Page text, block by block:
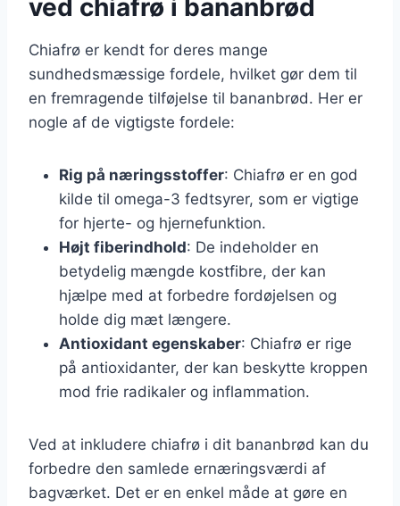
ved chiafrø i bananbrød
Chiafrø er kendt for deres mange
sundhedsmæssige fordele, hvilket gør dem til
en fremragende tilføjelse til bananbrød. Her er
nogle af de vigtigste fordele:
Rig på næringsstoffer: Chiafrø er en god
kilde til omega-3 fedtsyrer, som er vigtige
for hjerte- og hjernefunktion.
Højt fiberindhold: De indeholder en
betydelig mængde kostfibre, der kan
hjælpe med at forbedre fordøjelsen og
holde dig mæt længere.
Antioxidant egenskaber: Chiafrø er rige
på antioxidanter, der kan beskytte kroppen
mod frie radikaler og inflammation.
Ved at inkludere chiafrø i dit bananbrød kan du
forbedre den samlede ernæringsværdi af
bagværket. Det er en enkel måde at gøre en